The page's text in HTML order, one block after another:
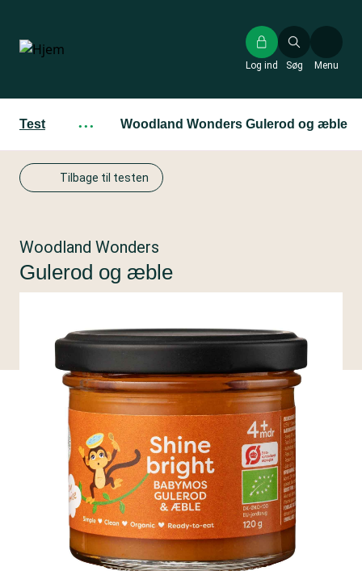
hovedindhold
Søg
Log ind Menu
Test ··· Woodland Wonders Gulerod og æble
Tilbage til testen
Woodland Wonders
Gulerod og æble